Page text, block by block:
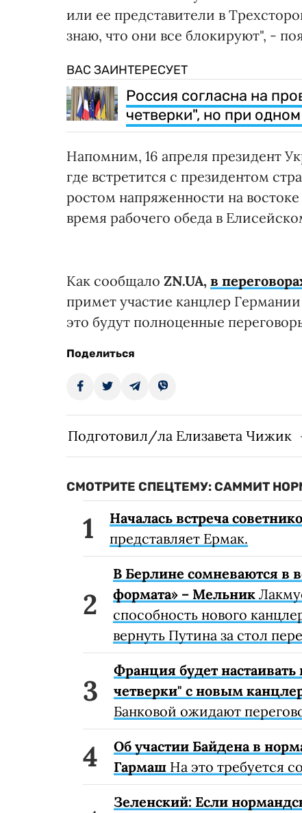
или ее представители в
знаю, что они все блокируют", -
ВАС ЗАИНТЕРЕСУЕТ
Россия согласна на
четверки", но при
Напомним, 16 апреля президент
где встретится с президентом
ростом напряженности на
время рабочего обеда в
Как сообщало ZN.UA, в
примет участие канцлер
это будут полноценные
Поделиться
Подготовил/ла Елизавета Чижик
СМОТРИТЕ СПЕЦТЕМУ: САММИТ
Началась встреча
представляет Ермак.
В Берлине сомневаются в
формата» – Мельник
способность нового
вернуть Путина за стол
Франция будет
четверки" с новым
Банковой ожидают
Об участии Байдена в
Гармаш На это требуется
Зеленский: Если